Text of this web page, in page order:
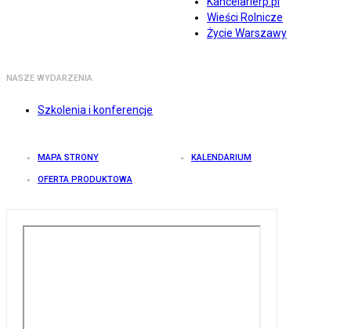
Wieści Rolnicze
Życie Warszawy
NASZE WYDARZENIA
Szkolenia i konferencje
MAPA STRONY KALENDARIUM
OFERTA PRODUKTOWA